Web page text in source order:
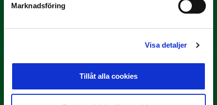
Marknadsföring
Visa detaljer
Tillåt alla cookies
3 JULI
Här är de…